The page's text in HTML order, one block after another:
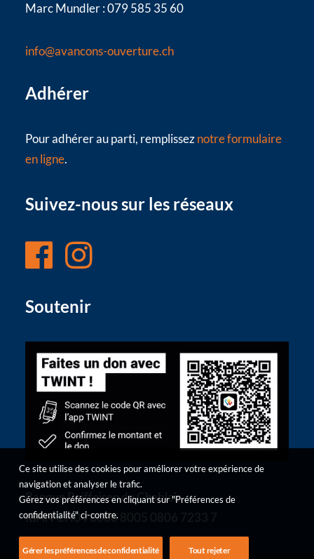
Marc Mundler : 079 585 35 60
info@avancons-ouverture.ch
Adhérer
Pour adhérer au parti, remplisseznotre formulaire
en ligne.
Suivez-nous sur les réseaux
Soutenir
Banque Raiffeisen du Chablais
IBAN CH04 8080 8005 0806 7233 7
Ce site utilise des cookies pour améliorer votre expérience de
navigation et analyser le trafic.
Gérez vos préférences en cliquant sur "Préférences de
confidentialité" ci-contre.
Gérer les préférences de confidentialité Tout rejeter